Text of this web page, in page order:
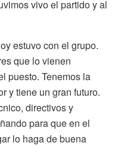
vivo el partido y al
estuvo con el grupo.
que lo vienen
puesto. Tenemos la
y tiene un gran futuro.
directivos y
para que en el
lo haga de buena